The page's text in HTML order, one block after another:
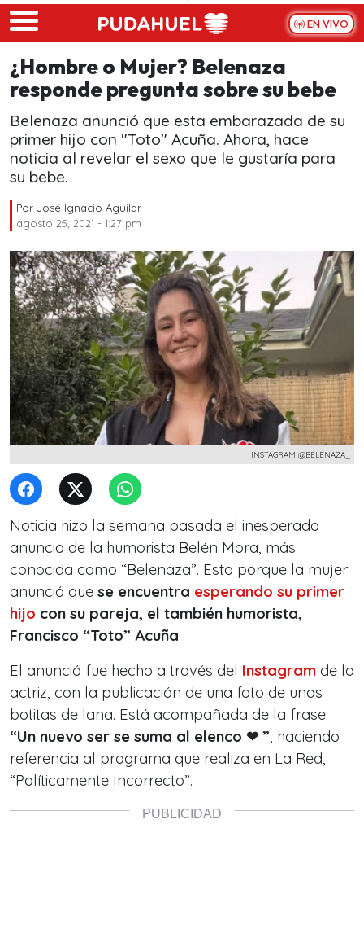
Skip to main content
EN VIVO
¿Hombre o Mujer? Belenaza
responde pregunta sobre su bebe
Belenaza anunció que esta embarazada de su
primer hijo con "Toto" Acuña. Ahora, hace
noticia al revelar el sexo que le gustaría para
su bebe.
Por José Ignacio Aguilar
agosto 25, 2021 - 1:27 pm
INSTAGRAM @BELENAZA_
Noticia hizo la semana pasada el inesperado
anuncio de la humorista Belén Mora, más
conocida como “Belenaza”. Esto porque la mujer
anunció que se encuentra esperando su primer
hijo con su pareja, el también humorista,
Francisco “Toto” Acuña.
El anunció fue hecho a través del Instagram de la
actriz, con la publicación de una foto de unas
botitas de lana. Está acompañada de la frase:
“Un nuevo ser se suma al elenco ❤ ️”, haciendo
referencia al programa que realiza en La Red,
“Políticamente Incorrecto”.